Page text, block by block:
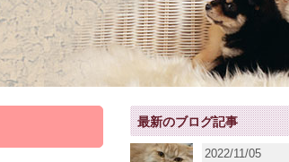
最新のブログ記事
2022/11/05